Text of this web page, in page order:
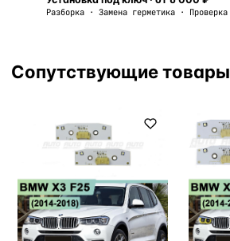
Разборка · Замена герметика · Проверка
Сопутствующие товары